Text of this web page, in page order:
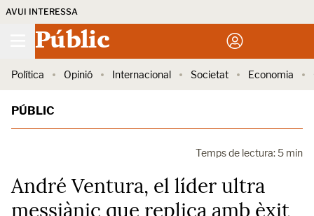
AVUI INTERESSA
Públic
Política Opinió Internacional Societat Economia
PÚBLIC
Temps de lectura: 5 min
André Ventura, el líder ultra
messiànic que replica amb èxit